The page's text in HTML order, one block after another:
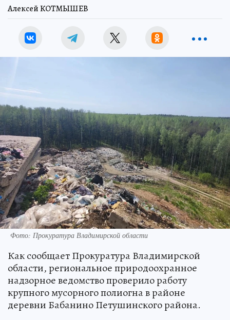
Алексей КОТМЫШЕВ
Фото: Прокуратура Владимирской области
Как сообщает Прокуратура Владимирской
области, региональное природоохранное
надзорное ведомство проверило работу
крупного мусорного полиогна в районе
деревни Бабанино Петушинского района.